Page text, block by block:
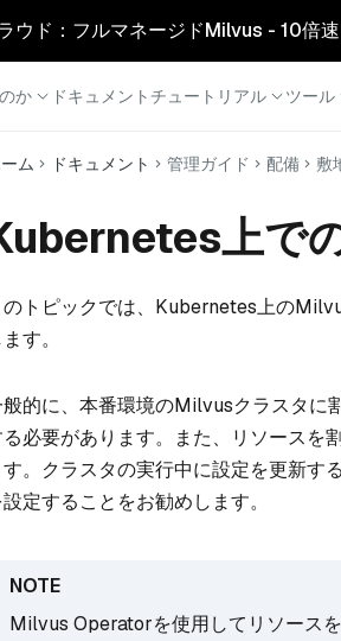
ウド：フルマネージドMilvus - 10倍速
か ドキュメント チュートリアル ツール
ム ドキュメント 管理ガイド 配備 敷
上で
のトピックでは、Kubernetes上の
す。
的に、本番環境のMilvusクラスタに
必要があります。また、リソースを
す。クラスタの実行中に設定を更新す
設定することをお勧めします。
Milvus Operatorを使用してリソース